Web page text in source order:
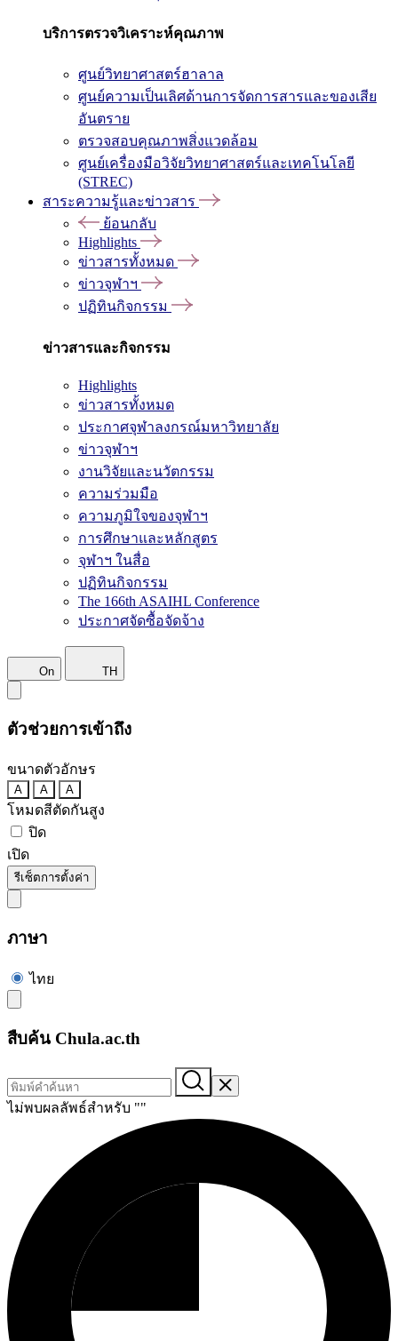
บริการตรวจวิเคราะห์คุณภาพ
ศูนย์วิทยาศาสตร์ฮาลาล
ศูนย์ความเป็นเลิศด้านการจัดการสารและของเสีย
อันตราย
ตรวจสอบคุณภาพสิ่งแวดล้อม
ศูนย์เครื่องมือวิจัยวิทยาศาสตร์และเทคโนโลยี
(STREC)
สาระความรู้และข่าวสาร
ย้อนกลับ
Highlights
ข่าวสารทั้งหมด
ข่าวจุฬาฯ
ปฏิทินกิจกรรม
ข่าวสารและกิจกรรม
Highlights
ข่าวสารทั้งหมด
ประกาศจุฬาลงกรณ์มหาวิทยาลัย
ข่าวจุฬาฯ
งานวิจัยและนวัตกรรม
ความร่วมมือ
ความภูมิใจของจุฬาฯ
การศึกษาและหลักสูตร
จุฬาฯ ในสื่อ
ปฏิทินกิจกรรม
The 166th ASAIHL Conference
ประกาศจัดซื้อจัดจ้าง
On TH
ตัวช่วยการเข้าถึง
ขนาดตัวอักษร
A A A
โหมดสีตัดกันสูง
ปิด
เปิด
รีเซ็ตการตั้งค่า
ภาษา
ไทย
สืบค้น Chula.ac.th
ไม่พบผลลัพธ์สำหรับ ""